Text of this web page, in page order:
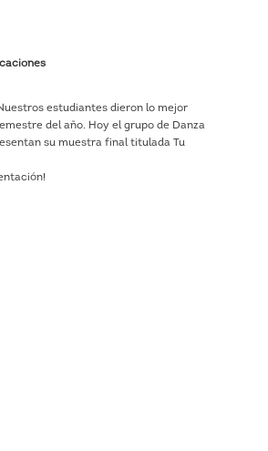
estudiantes dieron lo mejor
del año. Hoy el grupo de Danza
su muestra final titulada Tu